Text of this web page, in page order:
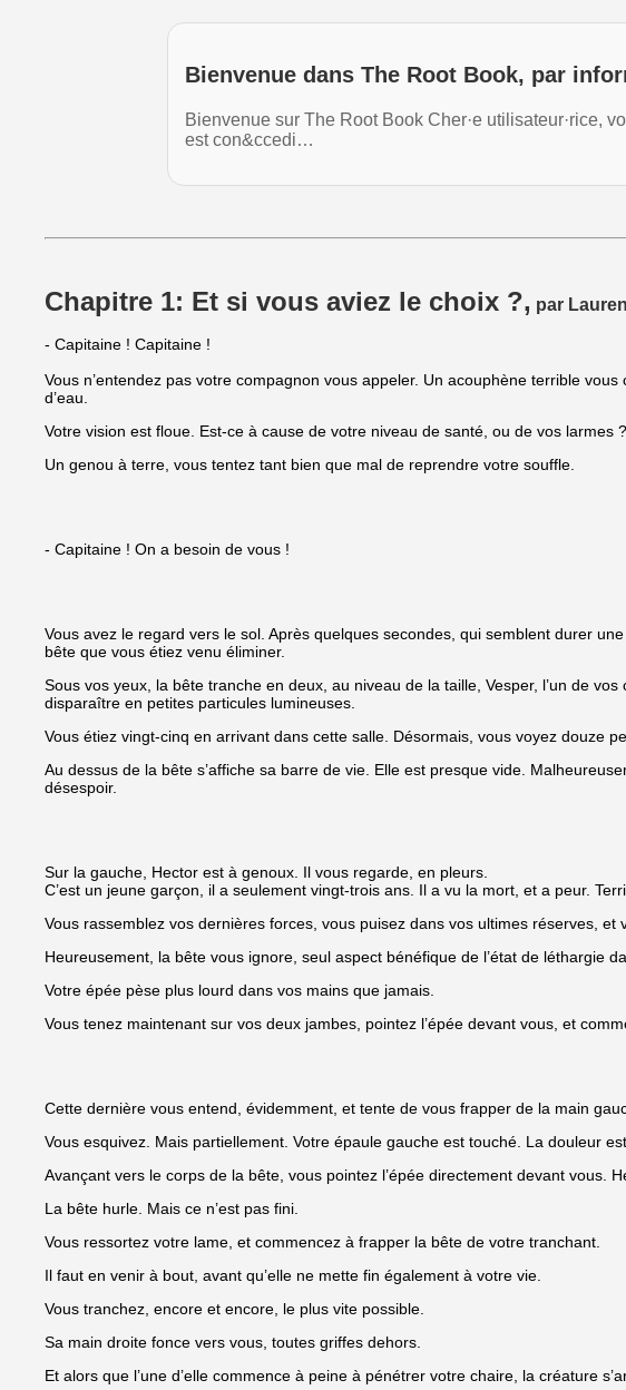
Bienvenue dans The Root Book, par
Bienvenue sur The Root Book Cher·e utilisateur·rice,
est con&ccedi…
Chapitre 1: Et si vous aviez le choix ?, par
- Capitaine ! Capitaine !
Vous n’entendez pas votre compagnon vous appeler. Un acouphène terrible
d’eau.
Votre vision est floue. Est-ce à cause de votre niveau de santé, ou de vos larmes ?
Un genou à terre, vous tentez tant bien que mal de reprendre votre souffle.
- Capitaine ! On a besoin de vous !
Vous avez le regard vers le sol. Après quelques secondes, qui semblent durer
bête que vous étiez venu éliminer.
Sous vos yeux, la bête tranche en deux, au niveau de la taille, Vesper, l’un de
disparaître en petites particules lumineuses.
Vous étiez vingt-cinq en arrivant dans cette salle. Désormais, vous voyez douze
Au dessus de la bête s’affiche sa barre de vie. Elle est presque vide.
désespoir.
Sur la gauche, Hector est à genoux. Il vous regarde, en pleurs.
C’est un jeune garçon, il a seulement vingt-trois ans. Il a vu la mort, et a peur.
Vous rassemblez vos dernières forces, vous puisez dans vos ultimes réserves, et
Heureusement, la bête vous ignore, seul aspect bénéfique de l’état de léthargie
Votre épée pèse plus lourd dans vos mains que jamais.
Vous tenez maintenant sur vos deux jambes, pointez l’épée devant vous, et
Cette dernière vous entend, évidemment, et tente de vous frapper de la main
Vous esquivez. Mais partiellement. Votre épaule gauche est touché. La douleur
Avançant vers le corps de la bête, vous pointez l’épée directement devant vous.
La bête hurle. Mais ce n’est pas fini.
Vous ressortez votre lame, et commencez à frapper la bête de votre tranchant.
Il faut en venir à bout, avant qu’elle ne mette fin également à votre vie.
Vous tranchez, encore et encore, le plus vite possible.
Sa main droite fonce vers vous, toutes griffes dehors.
Et alors que l’une d’elle commence à peine à pénétrer votre chaire, la créature